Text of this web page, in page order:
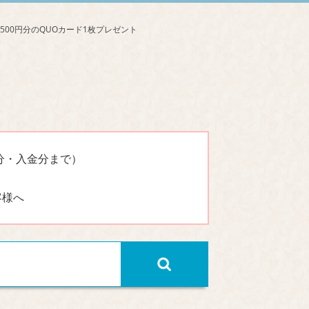
入金分まで）
へ